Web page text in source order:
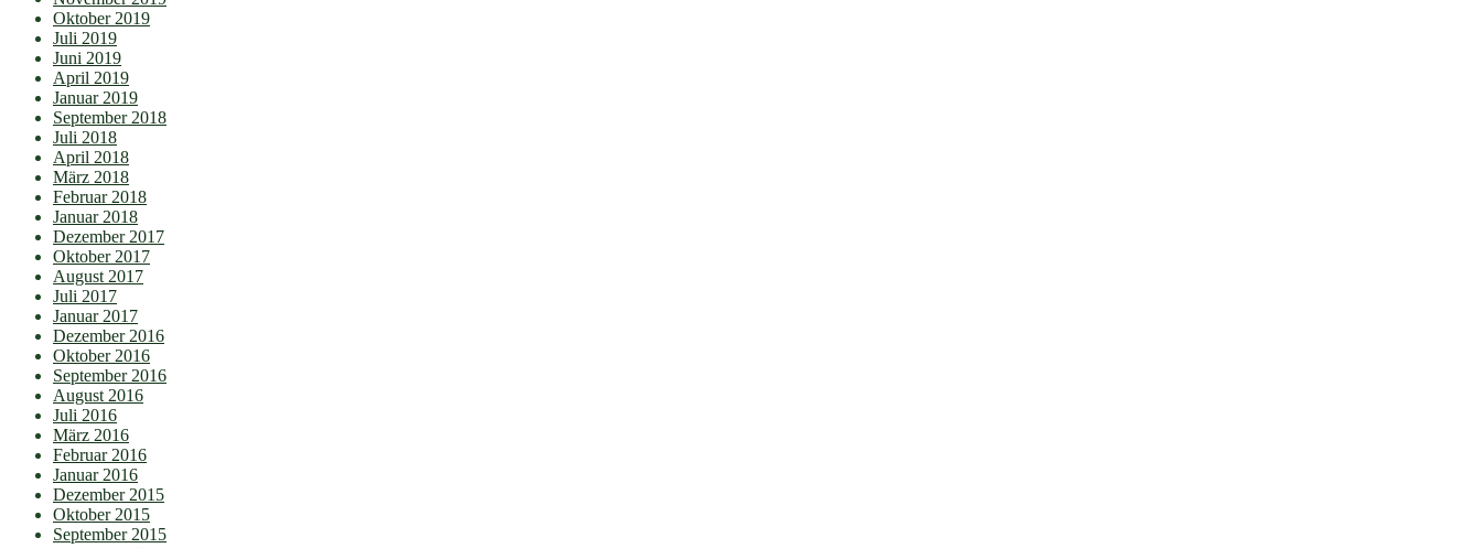
Oktober 2019
Juli 2019
Juni 2019
April 2019
Januar 2019
September 2018
Juli 2018
April 2018
März 2018
Februar 2018
Januar 2018
Dezember 2017
Oktober 2017
August 2017
Juli 2017
Januar 2017
Dezember 2016
Oktober 2016
September 2016
August 2016
Juli 2016
März 2016
Februar 2016
Januar 2016
Dezember 2015
Oktober 2015
September 2015